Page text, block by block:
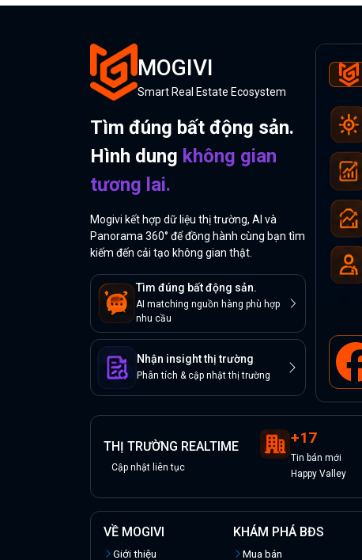
MOGIVI
Smart Real Estate Ecosystem
Tìm đúng bất động sản.
Hình dung không gian
tương lai.
Mogivi kết hợp dữ liệu thị trường, AI và
Panorama 360° để đồng hành cùng bạn tìm
kiếm đến cải tạo không gian thật.
Tìm đúng bất động sản.
AI matching nguồn hàng phù hợp
nhu cầu
Nhận insight thị trường
Phân tích & cập nhật thị trường
THỊ TRƯỜNG REALTIME
Cập nhật liên tục
+17
Tin bán mới
Happy Valley
VỀ MOGIVI
Giới thiệu
KHÁM PHÁ BĐS
Mua bán